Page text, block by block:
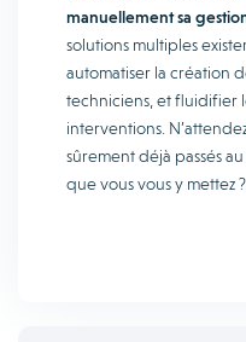
manuellement sa
solutions multiples
automatiser la création
techniciens, et fluidifier
interventions.
sûrement déjà passés
que vous vous y mettez ?